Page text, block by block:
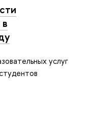
услуг